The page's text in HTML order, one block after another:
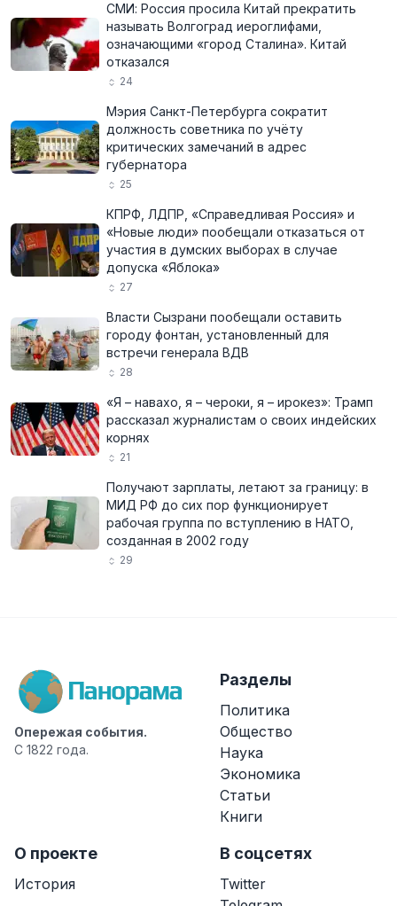
СМИ: Россия просила Китай прекратить
называть Волгоград иероглифами,
означающими «город Сталина». Китай
отказался
24
Мэрия Санкт-Петербурга сократит
должность советника по учёту
критических замечаний в адрес
губернатора
25
КПРФ, ЛДПР, «Справедливая Россия» и
«Новые люди» пообещали отказаться от
участия в думских выборах в случае
допуска «Яблока»
27
Власти Сызрани пообещали оставить
городу фонтан, установленный для
встречи генерала ВДВ
28
«Я – навахо, я – чероки, я – ирокез»: Трамп
рассказал журналистам о своих индейских
корнях
21
Получают зарплаты, летают за границу: в
МИД РФ до сих пор функционирует
рабочая группа по вступлению в НАТО,
созданная в 2002 году
29
Опережая события.
С 1822 года.
Разделы
Политика
Общество
Наука
Экономика
Статьи
Книги
О проекте
История
В соцсетях
Twitter